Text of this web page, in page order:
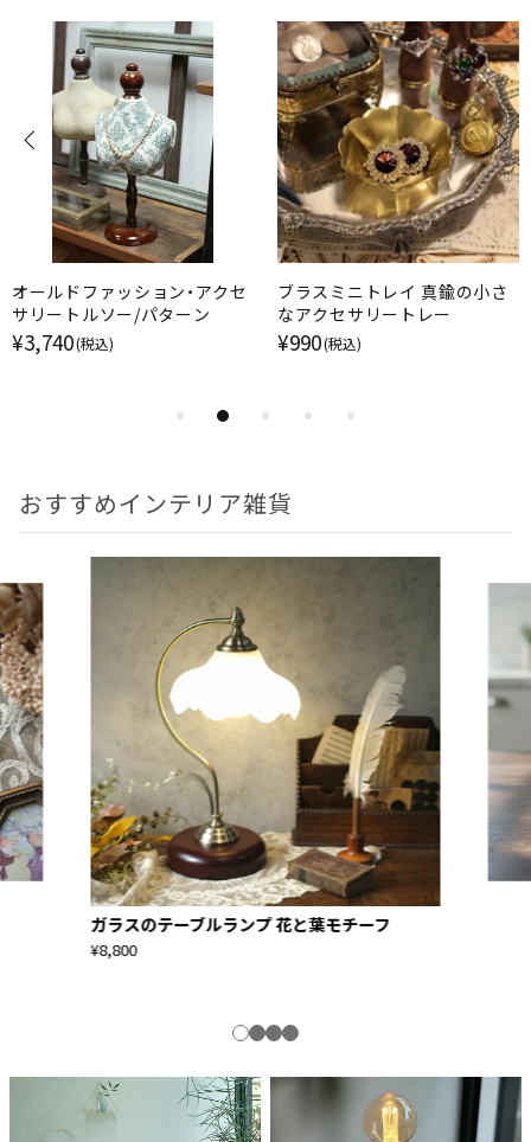
オールドファッション・アクセ
サリートルソー/パターン
¥3,740(税込)
ブラスミニトレイ 真鍮の小さ
なアクセサリートレー
¥990(税込)
おすすめインテリア雑貨
ガラスのテーブルランプ 花と葉モチーフ
¥8,800